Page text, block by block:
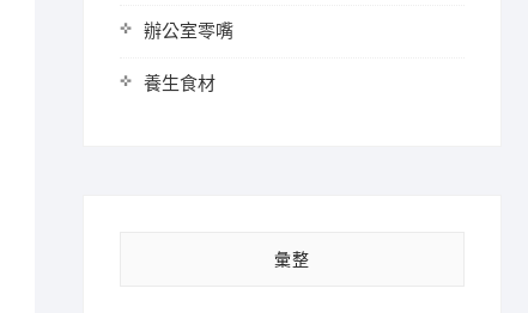
辦公室零嘴
養生食材
彙整